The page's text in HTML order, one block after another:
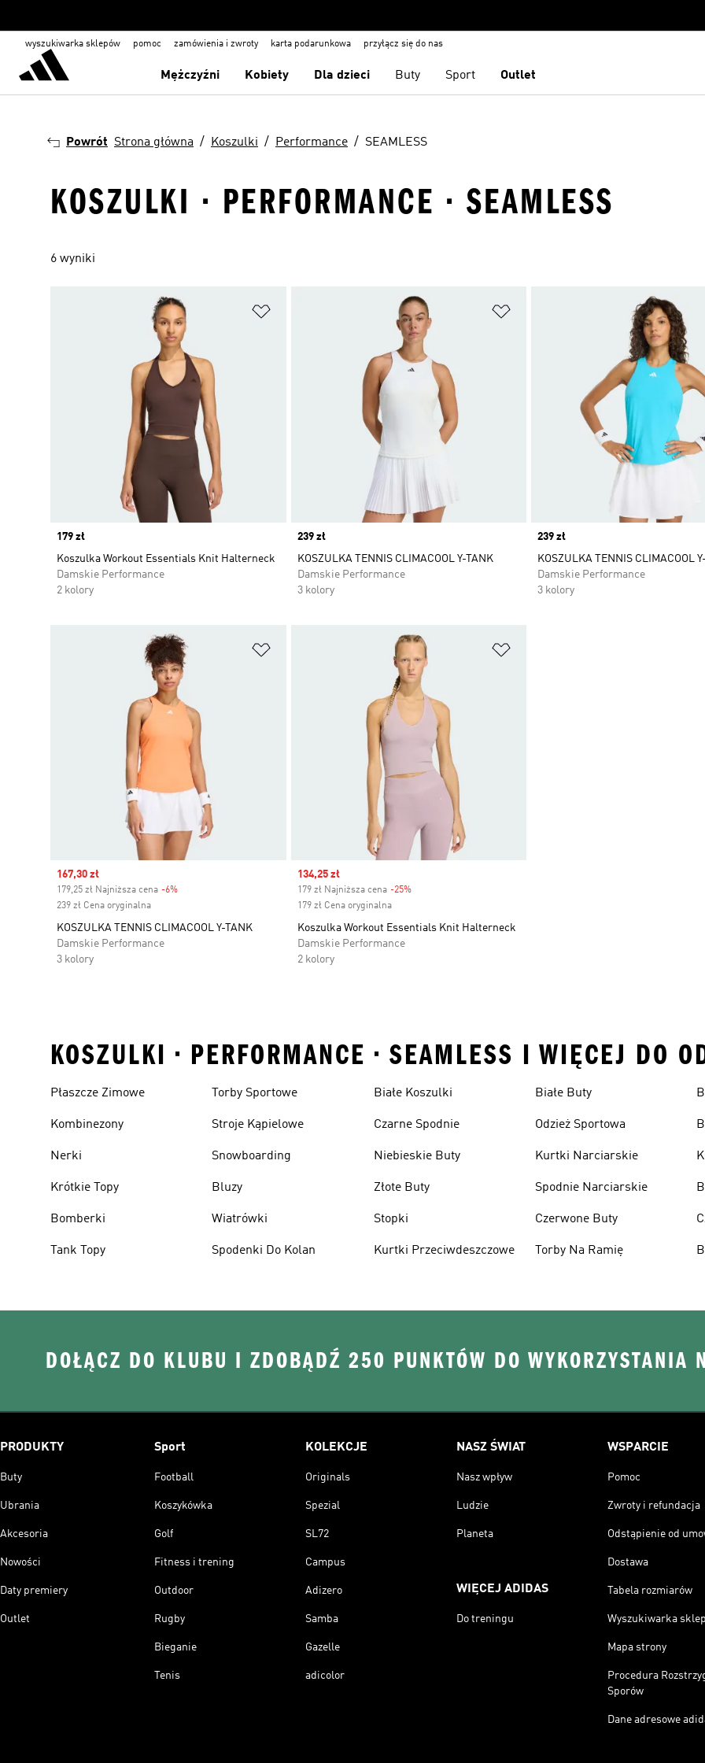
wyszukiwarka sklepów pomoc zamówienia i zwroty karta podarunkowa przyłącz się do nas
Mężczyźni Kobiety Dla dzieci Buty Sport Outlet
Powrót Strona główna Koszulki Performance SEAMLESS
KOSZULKI · PERFORMANCE · SEAMLESS
6 wyniki
Price
179 zł
Koszulka Workout Essentials Knit Halterneck
Damskie Performance
2 kolory
Price
239 zł
KOSZULKA TENNIS CLIMACOOL Y-TANK
Damskie Performance
3 kolory
Price
239 zł
KOSZULKA TENNIS CLIMACOOL
Damskie Performance
3 kolory
Sale price
167,30 zł
179,25 zł Najniższa cena -6%
239 zł Cena oryginalna
KOSZULKA TENNIS CLIMACOOL Y-TANK
Damskie Performance
3 kolory
Sale price
134,25 zł
179 zł Najniższa cena -25%Discount
179 zł Cena oryginalna
Koszulka Workout Essentials Knit Halterneck
Damskie Performance
2 kolory
KOSZULKI • PERFORMANCE • SEAMLESS I WIĘCEJ DO
Płaszcze Zimowe
Kombinezony
Nerki
Krótkie Topy
Bomberki
Tank Topy
Torby Sportowe
Stroje Kąpielowe
Snowboarding
Bluzy
Wiatrówki
Spodenki Do Kolan
Białe Koszulki
Czarne Spodnie
Niebieskie Buty
Złote Buty
Stopki
Kurtki Przeciwdeszczowe
Białe Buty
Odzież Sportowa
Kurtki Narciarskie
Spodnie Narciarskie
Czerwone Buty
Torby Na Ramię
DOŁĄCZ DO KLUBU I ZDOBĄDŹ 250 PUNKTÓW DO WYKORZYSTANIA
PRODUKTY
Buty
Ubrania
Akcesoria
Nowości
Daty premiery
Outlet
Sport
Football
Koszykówka
Golf
Fitness i trening
Outdoor
Rugby
Bieganie
Tenis
KOLEKCJE
Originals
Spezial
SL72
Campus
Adizero
Samba
Gazelle
adicolor
NASZ ŚWIAT
Nasz wpływ
Ludzie
Planeta
WIĘCEJ ADIDAS
Do treningu
WSPARCIE
Pomoc
Zwroty i refundacja
Odstąpienie od
Dostawa
Tabela rozmiarów
Wyszukiwarka
Mapa strony
Procedura
Sporów
Dane adresowe